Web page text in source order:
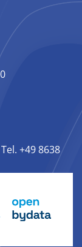
+49 8638